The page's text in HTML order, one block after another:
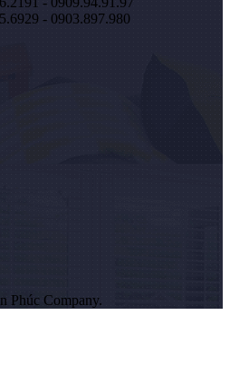
- 0903.897.980
Phúc Company.